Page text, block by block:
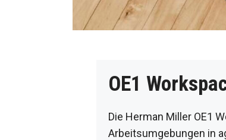
OE1
Die Herman Miller OE1
Arbeitsumgebungen in